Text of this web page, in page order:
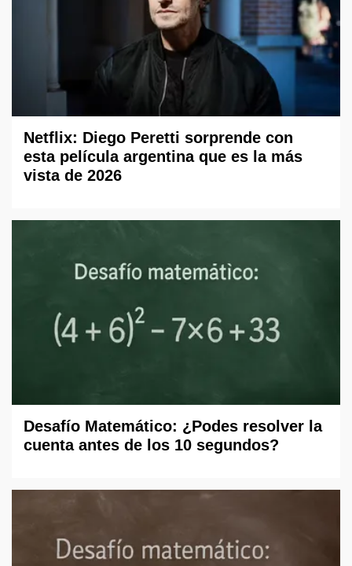
Netflix: Diego Peretti sorprende con
esta película argentina que es la más
vista de 2026
Desafío Matemático: ¿Podes resolver la
cuenta antes de los 10 segundos?